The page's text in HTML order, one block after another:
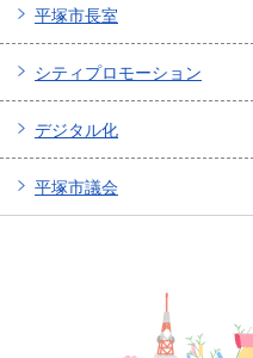
平塚市長室
シティプロモーション
デジタル化
平塚市議会